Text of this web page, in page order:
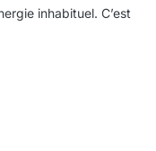
inhabituel. C’est